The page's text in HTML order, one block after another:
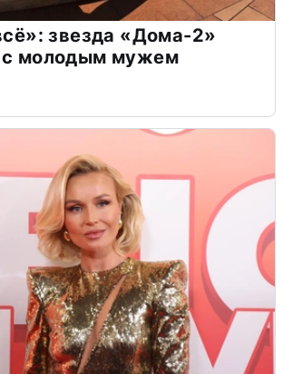
звезда «Дома-2»
с молодым мужем